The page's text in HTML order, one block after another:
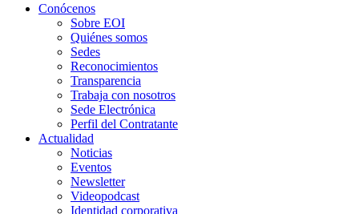
Conócenos
Sobre EOI
Quiénes somos
Sedes
Reconocimientos
Transparencia
Trabaja con nosotros
Sede Electrónica
Perfil del Contratante
Actualidad
Noticias
Eventos
Newsletter
Videopodcast
Identidad corporativa